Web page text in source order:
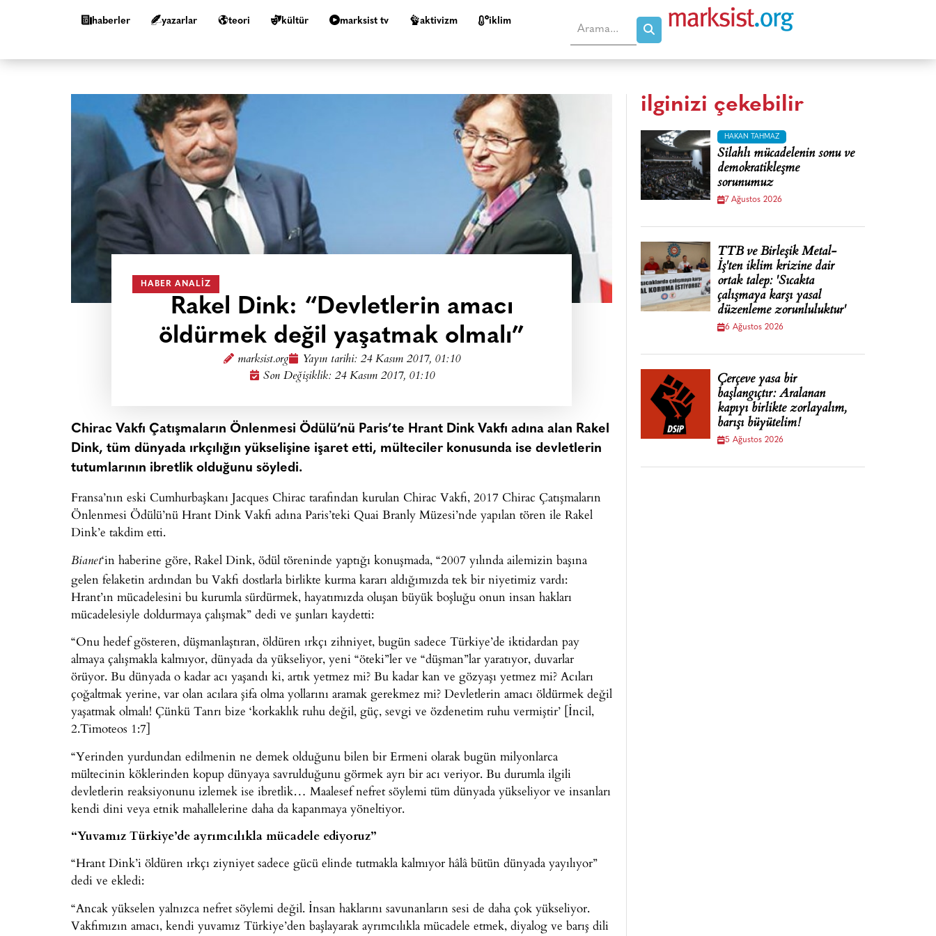
haberler yazarlar teori kültür marksist tv aktivizm i̇klim
HABER ANALIZ
Rakel Dink: “Devletlerin amacı
öldürmek değil yaşatmak olmalı”
marksist.org Yayın tarihi: 24 Kasım 2017, 01:10
Son Değişiklik: 24 Kasım 2017, 01:10
Chirac Vakfı Çatışmaların Önlenmesi Ödülü’nü Paris’te Hrant Dink Vakfı adına alan Rakel
Dink, tüm dünyada ırkçılığın yükselişine işaret etti, mülteciler konusunda ise devletlerin
tutumlarının ibretlik olduğunu söyledi.
Fransa’nın eski Cumhurbaşkanı Jacques Chirac tarafından kurulan Chirac Vakfı, 2017 Chirac Çatışmaların
Önlenmesi Ödülü’nü Hrant Dink Vakfı adına Paris’teki Quai Branly Müzesi’nde yapılan tören ile Rakel
Dink’e takdim etti.
Bianet‘in haberine göre, Rakel Dink, ödül töreninde yaptığı konuşmada, “2007 yılında ailemizin başına
gelen felaketin ardından bu Vakfı dostlarla birlikte kurma kararı aldığımızda tek bir niyetimiz vardı:
Hrant’ın mücadelesini bu kurumla sürdürmek, hayatımızda oluşan büyük boşluğu onun insan hakları
mücadelesiyle doldurmaya çalışmak” dedi ve şunları kaydetti:
“Onu hedef gösteren, düşmanlaştıran, öldüren ırkçı zihniyet, bugün sadece Türkiye’de iktidardan pay
almaya çalışmakla kalmıyor, dünyada da yükseliyor, yeni “öteki”ler ve “düşman”lar yaratıyor, duvarlar
örüyor. Bu dünyada o kadar acı yaşandı ki, artık yetmez mi? Bu kadar kan ve gözyaşı yetmez mi? Acıları
çoğaltmak yerine, var olan acılara şifa olma yollarını aramak gerekmez mi? Devletlerin amacı öldürmek değil
yaşatmak olmalı! Çünkü Tanrı bize ‘korkaklık ruhu değil, güç, sevgi ve özdenetim ruhu vermiştir’ [İncil,
2.Timoteos 1:7]
“Yerinden yurdundan edilmenin ne demek olduğunu bilen bir Ermeni olarak bugün milyonlarca
mültecinin köklerinden kopup dünyaya savrulduğunu görmek ayrı bir acı veriyor. Bu durumla ilgili
devletlerin reaksiyonunu izlemek ise ibretlik… Maalesef nefret söylemi tüm dünyada yükseliyor ve insanları
kendi dini veya etnik mahallelerine daha da kapanmaya yöneltiyor.
“Yuvamız Türkiye’de ayrımcılıkla mücadele ediyoruz”
“Hrant Dink’i öldüren ırkçı ziyniyet sadece gücü elinde tutmakla kalmıyor hâlâ bütün dünyada yayılıyor”
dedi ve ekledi:
“Ancak yükselen yalnızca nefret söylemi değil. İnsan haklarını savunanların sesi de daha çok yükseliyor.
Vakfımızın amacı, kendi yuvamız Türkiye’den başlayarak ayrımcılıkla mücadele etmek, diyalog ve barış dili
ilginizi çekebilir
HAKAN TAHMAZ
Silahlı mücadelenin sonu ve
demokratikleşme
sorunumuz
7 Ağustos 2026
TTB ve Birleşik Metal-
İş'ten iklim krizine dair
ortak talep: 'Sıcakta
çalışmaya karşı yasal
düzenleme zorunluluktur'
6 Ağustos 2026
Çerçeve yasa bir
başlangıçtır: Aralanan
kapıyı birlikte zorlayalım,
barışı büyütelim!
5 Ağustos 2026